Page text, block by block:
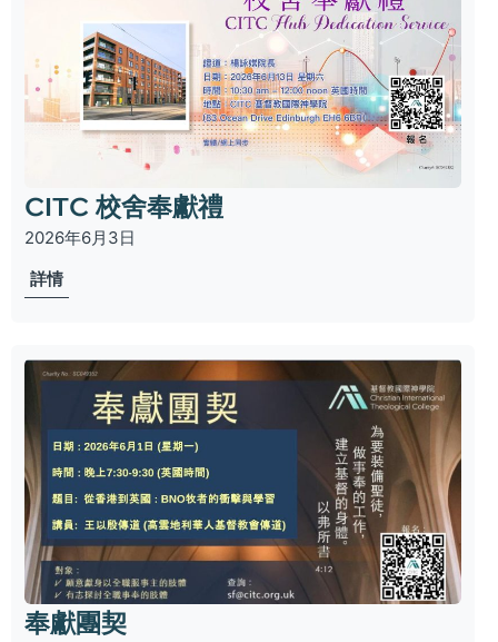
CITC 校舍奉獻禮
2026年6月3日
詳情
奉獻團契